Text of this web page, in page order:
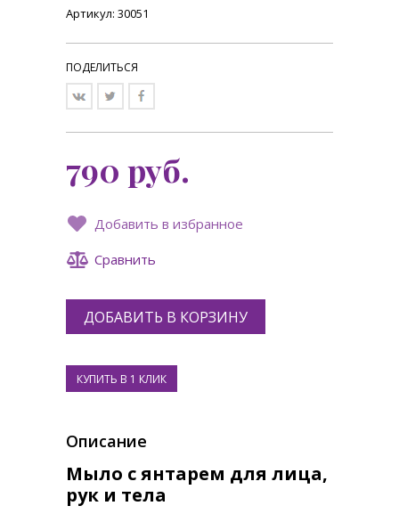
Артикул: 30051
ПОДЕЛИТЬСЯ
Добавить в избранное
Сравнить
790 руб.
Описание
Мыло с янтарем для лица,
рук и тела